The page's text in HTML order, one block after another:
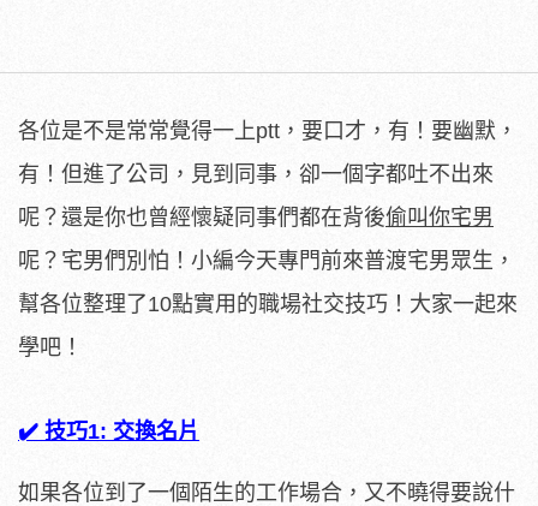
各位是不是常常覺得一上ptt，要口才，有！要幽默，
有！但進了公司，見到同事，卻一個字都吐不出來
呢？還是你也曾經懷疑同事們都在背後偷叫你宅男
呢？宅男們別怕！小編今天專門前來普渡宅男眾生，
幫各位整理了10點實用的職場社交技巧！大家一起來
學吧！
✔️ 技巧1: 交換名片
如果各位到了一個陌生的工作場合，又不曉得要說什